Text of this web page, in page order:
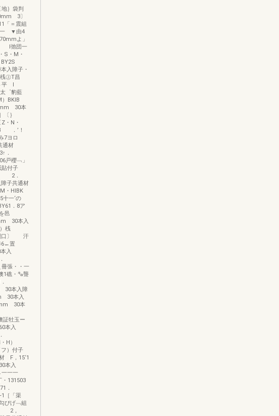
｝袋判
3〕
＝震組
一 ▼由4
よ」
団一
M・
BY2S
障子・
㊤T昌
平 I
゜豹藍
）BKIB
30本
｝
・N・
．’！
ヨロ
通材
．
戸櫻﹁」
付子
2．
子共通材
・HIBK
一‘の
．8ア
を邑
30本入
桟
開口〕 汗
6←置
入
張・・一
1礁・㌔聾
30本入障
30本入
30本
l II
牡玉ー
本入
H）
）付子
F，15‘1
本入
一一
131503
．
［「渠
ぴげ﹁組
2，